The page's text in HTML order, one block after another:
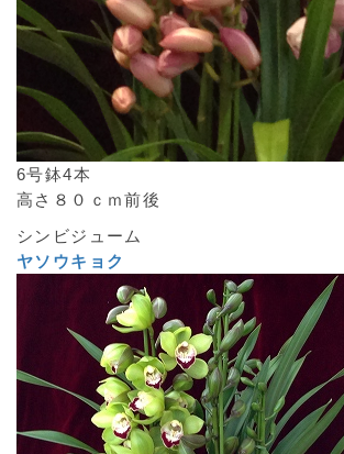
6号鉢4本
高さ８０ｃｍ前後
シンビジューム
ヤソウキョク